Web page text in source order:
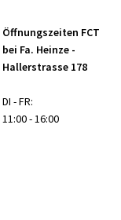
Öffnungszeiten FCT
bei Fa. Heinze -
Hallerstrasse 178
DI - FR:
11:00 - 16:00